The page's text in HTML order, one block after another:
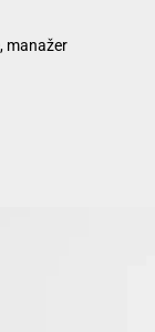
manažer